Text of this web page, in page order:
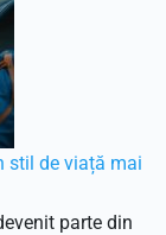
stil de viață mai
parte din